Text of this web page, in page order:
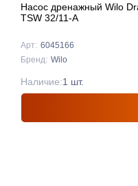
Насос дренажный Wilo
TSW 32/11-A
Арт: 6045166
Бренд: Wilo
Наличие:1 шт.